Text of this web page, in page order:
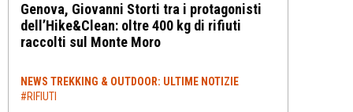
Genova, Giovanni Storti tra i protagonisti
dell’Hike&Clean: oltre 400 kg di rifiuti
raccolti sul Monte Moro
NEWS TREKKING & OUTDOOR: ULTIME NOTIZIE
#RIFIUTI